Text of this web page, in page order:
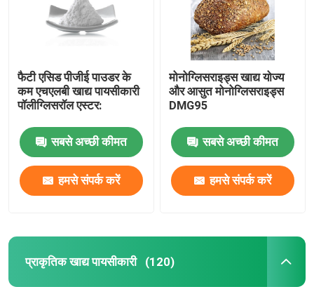
फैटी एसिड पीजीई पाउडर के
कम एचएलबी खाद्य पायसीकारी
पॉलीग्लिसरॉल एस्टर:
सबसे अच्छी कीमत
हमसे संपर्क करें
मोनोग्लिसराइड्स खाद्य योज्य
और आसुत मोनोग्लिसराइड्स
DMG95
सबसे अच्छी कीमत
हमसे संपर्क करें
प्राकृतिक खाद्य पायसीकारी (120)